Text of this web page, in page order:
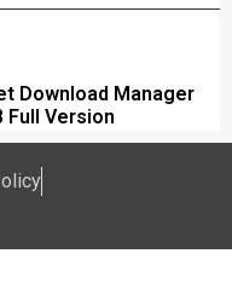
Download Manager
Full Version